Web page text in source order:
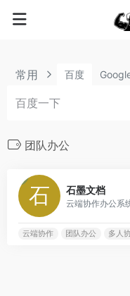
常用 百度
团队办公
石墨文档
云端协作办公系
云端协作 团队办公 多人